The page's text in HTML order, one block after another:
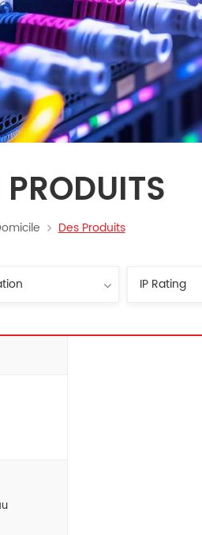
Des Produits